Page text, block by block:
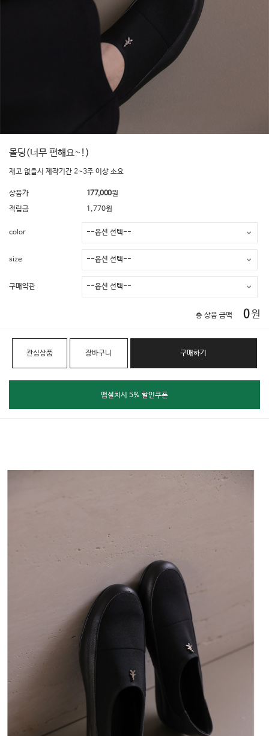
몰딩(너무 편해요~!)
재고 없을시 제작기간 2~3주 이상 소요
상품가 177,000원
적립금
1,770원
color
size
구매약관
총 상품 금액 0원
관심상품 장바구니 구매하기